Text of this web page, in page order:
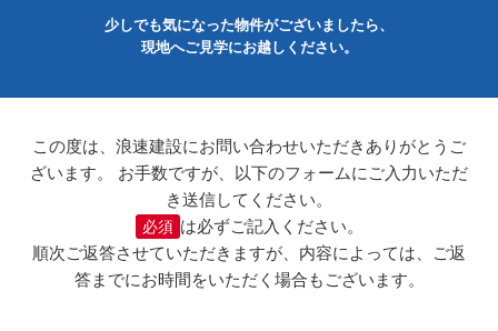
少しでも気になった物件がございましたら、
現地へご見学にお越しください。
この度は、浪速建設にお問い合わせいただきありがとうご
ざいます。
お手数ですが、以下のフォームにご入力いただ
き送信してください。
必須 は必ずご記入ください。
順次ご返答させていただきますが、内容によっては、ご返
答までにお時間をいただく場合もございます。